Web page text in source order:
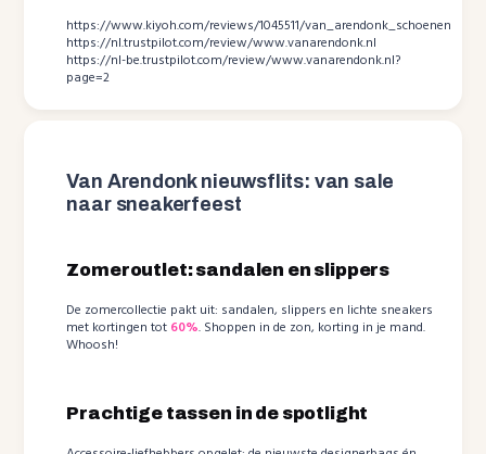
https://www.kiyoh.com/reviews/1045511/van_arendonk_schoenen
https://nl.trustpilot.com/review/www.vanarendonk.nl
https://nl-be.trustpilot.com/review/www.vanarendonk.nl?
page=2
Van Arendonk nieuwsflits: van sale
naar sneakerfeest
Zomeroutlet: sandalen en slippers
De zomercollectie pakt uit: sandalen, slippers en lichte sneakers
met kortingen tot 60%. Shoppen in de zon, korting in je mand.
Whoosh!
Prachtige tassen in de spotlight